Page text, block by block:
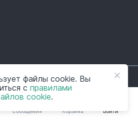
Войти
Сообщения Корзина
защищены.
данных
регулирования и контроля
файлы cookie. Вы
с правилами
cookie.